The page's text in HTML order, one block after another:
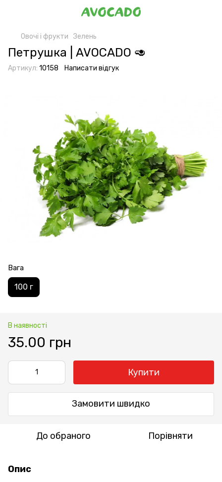
Овочі і фрукти Зелень
Петрушка | AVOCADO 🥑
Артикул: 10158 Написати відгук
Вага
100 г
В наявності
35.00 грн
Купити
Замовити швидко
До обраного Порівняти
Опис